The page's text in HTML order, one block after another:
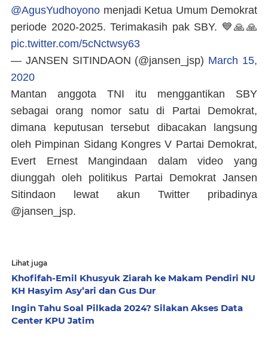
@AgusYudhoyono menjadi Ketua Umum Demokrat
periode 2020-2025. Terimakasih pak SBY. 💙🙏🙏
pic.twitter.com/5cNctwsy63
— JANSEN SITINDAON (@jansen_jsp) March 15,
2020
Mantan anggota TNI itu menggantikan SBY
sebagai orang nomor satu di Partai Demokrat,
dimana keputusan tersebut dibacakan langsung
oleh Pimpinan Sidang Kongres V Partai Demokrat,
Evert Ernest Mangindaan dalam video yang
diunggah oleh politikus Partai Demokrat Jansen
Sitindaon lewat akun Twitter pribadinya
@jansen_jsp.
Lihat juga
Khofifah-Emil Khusyuk Ziarah ke Makam Pendiri NU
KH Hasyim Asy’ari dan Gus Dur
Ingin Tahu Soal Pilkada 2024? Silakan Akses Data
Center KPU Jatim